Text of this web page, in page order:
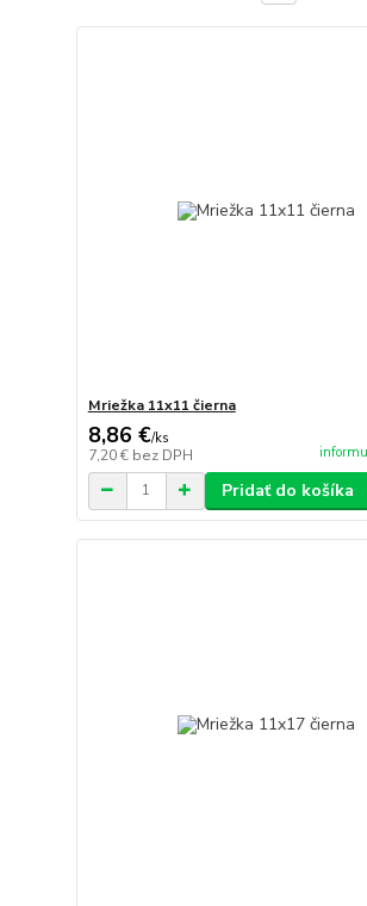
Mriežka 11x11 čierna
8,86 €/ks
7,20 € bez DPH
Pridať do košíka